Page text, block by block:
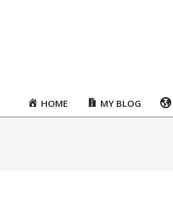
PrimaryHOME MY BLOG